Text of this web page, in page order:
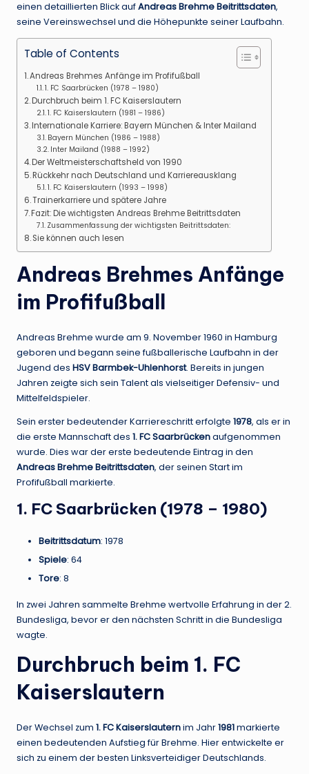
einen detaillierten Blick aufAndreas Brehme Beitrittsdaten,
seine Vereinswechsel und die Höhepunkte seiner Laufbahn.
Table of Contents
Andreas Brehmes Anfänge im Profifußball
1. FC Saarbrücken (1978 – 1980)
Durchbruch beim 1. FC Kaiserslautern
1. FC Kaiserslautern (1981 – 1986)
Internationale Karriere: Bayern München & Inter Mailand
Bayern München (1986 – 1988)
Inter Mailand (1988 – 1992)
Der Weltmeisterschaftsheld von 1990
Rückkehr nach Deutschland und Karriereausklang
1. FC Kaiserslautern (1993 – 1998)
Trainerkarriere und spätere Jahre
Fazit: Die wichtigsten Andreas Brehme Beitrittsdaten
Zusammenfassung der wichtigsten Beitrittsdaten:
Sie können auch lesen
Andreas Brehmes Anfänge
im Profifußball
Andreas Brehme wurde am 9. November 1960 in Hamburg
geboren und begann seine fußballerische Laufbahn in der
Jugend des HSV Barmbek-Uhlenhorst. Bereits in jungen
Jahren zeigte sich sein Talent als vielseitiger Defensiv- und
Mittelfeldspieler.
Sein erster bedeutender Karriereschritt erfolgte 1978, als er in
die erste Mannschaft des 1. FC Saarbrückenaufgenommen
wurde. Dies war der erste bedeutende Eintrag in den
Andreas Brehme Beitrittsdaten, der seinen Start im
Profifußball markierte.
1. FC Saarbrücken (1978 – 1980)
Beitrittsdatum: 1978
Spiele: 64
Tore: 8
In zwei Jahren sammelte Brehme wertvolle Erfahrung in der 2.
Bundesliga, bevor er den nächsten Schritt in die Bundesliga
wagte.
Durchbruch beim 1. FC
Kaiserslautern
Der Wechsel zum 1. FC Kaiserslauternim Jahr1981markierte
einen bedeutenden Aufstieg für Brehme. Hier entwickelte er
sich zu einem der besten Linksverteidiger Deutschlands.